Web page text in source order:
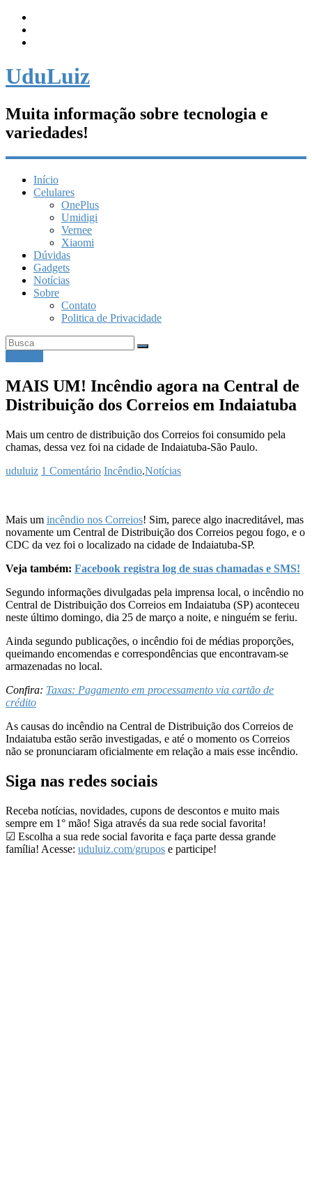
UduLuiz
Muita informação sobre tecnologia e
variedades!
Início
Celulares
OnePlus
Umidigi
Vernee
Xiaomi
Dúvidas
Gadgets
Notícias
Sobre
Contato
Politica de Privacidade
MAIS UM! Incêndio agora na Central de
Distribuição dos Correios em Indaiatuba
Mais um centro de distribuição dos Correios foi consumido pela
chamas, dessa vez foi na cidade de Indaiatuba-São Paulo.
uduluiz 1 Comentário Incêndio.Notícias
Mais um incêndio nos Correios! Sim, parece algo inacreditável, mas
novamente um Central de Distribuição dos Correios pegou fogo, e o
CDC da vez foi o localizado na cidade de Indaiatuba-SP.
Veja também: Facebook registra log de suas chamadas e SMS!
Segundo informações divulgadas pela imprensa local, o incêndio no
Central de Distribuição dos Correios em Indaiatuba (SP) aconteceu
neste último domingo, dia 25 de março a noite, e ninguém se feriu.
Ainda segundo publicações, o incêndio foi de médias proporções,
queimando encomendas e correspondências que encontravam-se
armazenadas no local.
Confira: Taxas: Pagamento em processamento via cartão de
crédito
As causas do incêndio na Central de Distribuição dos Correios de
Indaiatuba estão serão investigadas, e até o momento os Correios
não se pronunciaram oficialmente em relação a mais esse incêndio.
Siga nas redes sociais
Receba notícias, novidades, cupons de descontos e muito mais
sempre em 1° mão! Siga através da sua rede social favorita!
☑ Escolha a sua rede social favorita e faça parte dessa grande
família! Acesse: uduluiz.com/grupos e participe!